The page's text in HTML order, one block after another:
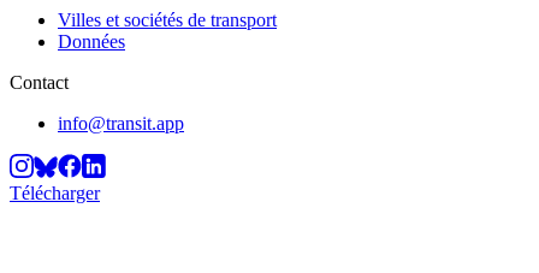
Villes et sociétés de transport
Données
Contact
info@transit.app
Télécharger